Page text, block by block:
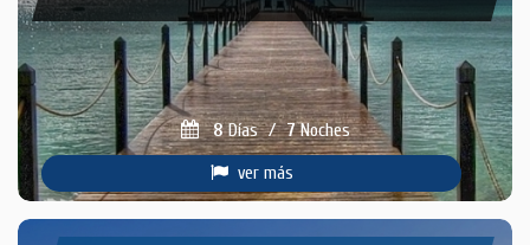
8Días / 7Noches
ver más